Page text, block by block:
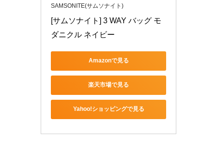
SAMSONITE(サムソナイト)
[サムソナイト] 3 WAY バッグ モ
ダニクル ネイビー
Amazonで見る
楽天市場で見る
Yahoo!ショッピングで見る